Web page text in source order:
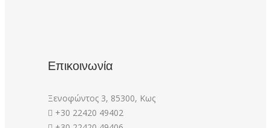
Επικοινωνία
Ξενοφώντος 3, 85300, Κως
+30 22420 49402